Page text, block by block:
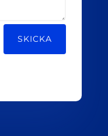
SKICKA